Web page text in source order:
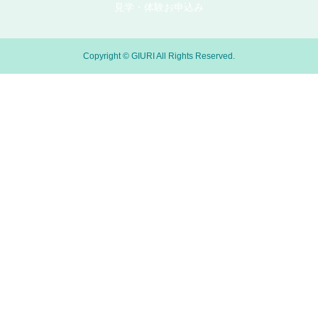
見学・体験お申込み
Copyright © GIURI All Rights Reserved.